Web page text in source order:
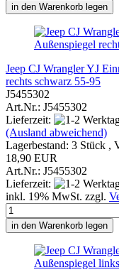
in den Warenkorb legen
Jeep CJ Wrangler YJ
rechts schwarz 55-95
J5455302
Art.Nr.: J5455302
Lieferzeit:
(Ausland abweichend)
Lagerbestand: 3 Stück ,
18,90 EUR
Art.Nr.: J5455302
Lieferzeit:
inkl. 19% MwSt. zzgl.
in den Warenkorb legen